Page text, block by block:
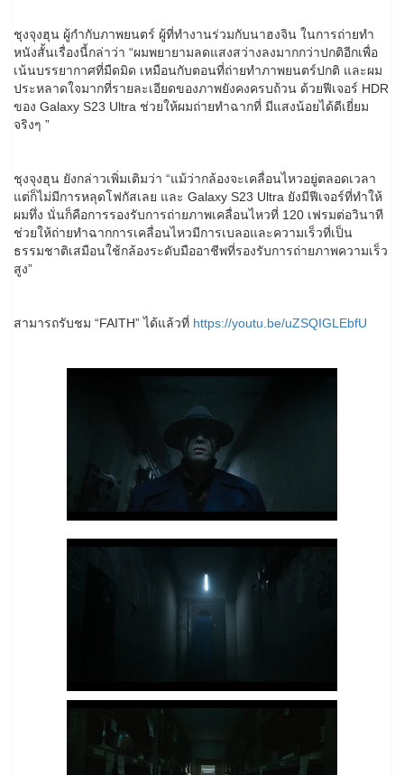
ชุงจุงฮุน ผู้กำกับภาพยนตร์ ผู้ที่ทำงานร่วมกับนาฮงจิน ในการถ่ายทำ
หนังสั้นเรื่องนี้กล่าว่า “ผมพยายามลดแสงสว่างลงมากกว่าปกติอีกเพื่อ
เน้นบรรยากาศที่มืดมิด เหมือนกับตอนที่ถ่ายทำภาพยนตร์ปกติ และผม
ประหลาดใจมากที่รายละเอียดของภาพยังคงครบถ้วน ด้วยฟีเจอร์ HDR
ของ Galaxy S23 Ultra ช่วยให้ผมถ่ายทำฉากที่ มีแสงน้อยได้ดีเยี่ยม
จริงๆ ”
ชุงจุงฮุน ยังกล่าวเพิ่มเติมว่า “แม้ว่ากล้องจะเคลื่อนไหวอยู่ตลอดเวลา
แต่ก็ไม่มีการหลุดโฟกัสเลย และ Galaxy S23 Ultra ยังมีฟีเจอร์ที่ทำให้
ผมทึ่ง นั่นก็คือการรองรับการถ่ายภาพเคลื่อนไหวที่ 120 เฟรมต่อวินาที
ช่วยให้ถ่ายทำฉากการเคลื่อนไหวมีการเบลอและความเร็วที่เป็น
ธรรมชาติเสมือนใช้กล้องระดับมืออาชีพที่รองรับการถ่ายภาพความเร็ว
สูง”
สามารถรับชม “FAITH” ได้แล้วที่ https://youtu.be/uZSQIGLEbfU